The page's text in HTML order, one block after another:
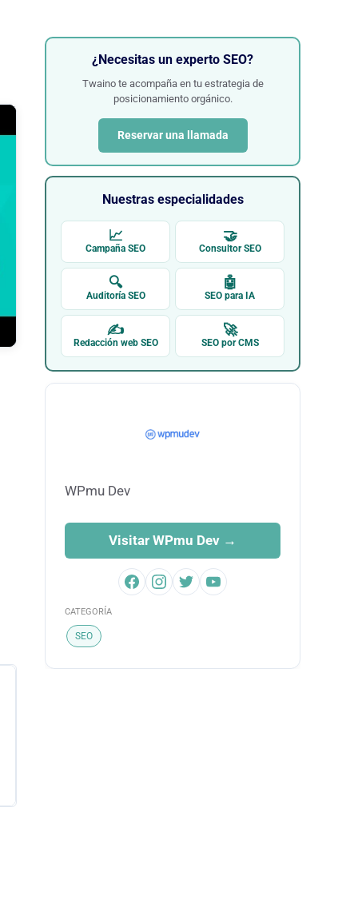
¿Necesitas un experto SEO?
Twaino te acompaña en tu estrategia de
posicionamiento orgánico.
Reservar una llamada
Nuestras especialidades
📈
Campaña SEO
🤝
Consultor SEO
🔍
Auditoría SEO
🤖
SEO para IA
✍
Redacción web SEO
🚀
SEO por CMS
WPmu Dev
Visitar WPmu Dev →
CATEGORÍA
SEO